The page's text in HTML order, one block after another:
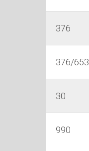
376
376/653
30
990